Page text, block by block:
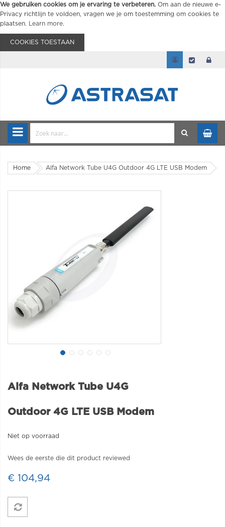
We gebruiken cookies om je ervaring te verbeteren. Om aan de nieuwe e-
Privacy richtlijn te voldoen, vragen we je om toestemming om cookies te
plaatsen.
Learn more.
COOKIES TOESTAAN
Home Alfa Network Tube U4G Outdoor 4G LTE USB Modem
Alfa Network Tube U4G
Outdoor 4G LTE USB Modem
Niet op voorraad
Wees de eerste die dit product reviewed
€ 104,94